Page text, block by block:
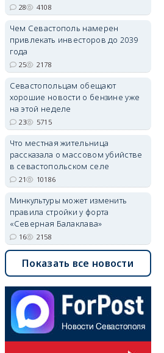
Двух москвичей на
сапбордах унесло от берега
Крыма на километр в море
Спасатели благополучно
вернули туристов обратно на
сушу.
29/07/2026 17:03 6380
28 4108
Чем Севастополь намерен
привлекать инвесторов до 2039
года
25 2178
Севастопольцам обещают
хорошие новости о бензине уже
на этой неделе
23 5715
Что местная жительница
рассказала о массовом убийстве
в севастопольском селе
21 10186
Минкультуры может изменить
правила стройки у форта
«Северная Балаклава»
16 2158
Показать все новости